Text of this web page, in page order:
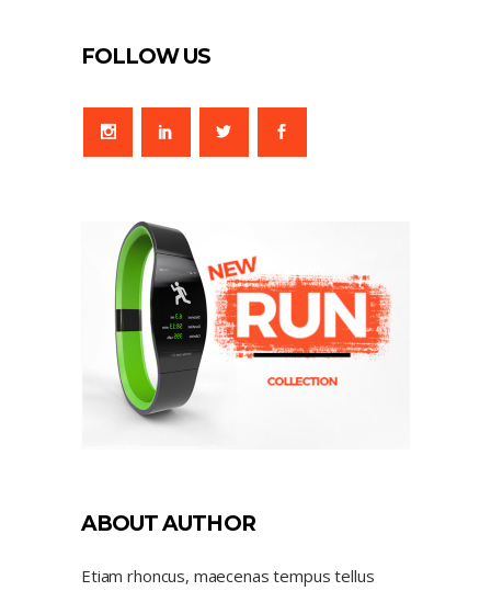
FOLLOW US
ABOUT AUTHOR
Etiam rhoncus, maecenas tempus tellus